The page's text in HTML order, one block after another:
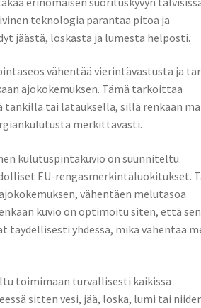
teknologia parantaa pitoa ja
jäästä, loskasta ja lumesta helposti.
vähentää vierintävastusta ja
ajokokemuksen. Tämä tarkoittaa
tankilla tai latauksella, sillä renkaan
merkittävästi.
kulutuspintakuvio on suunniteltu
EU-rengasmerkintäluokitukset.
vähentäen melutasoa
kuvio on optimoitu siten, että sen
täydellisesti yhdessä, mikä vähentää
toimimaan turvallisesti kaikissa
sitten vesi, jää, loska, lumi tai